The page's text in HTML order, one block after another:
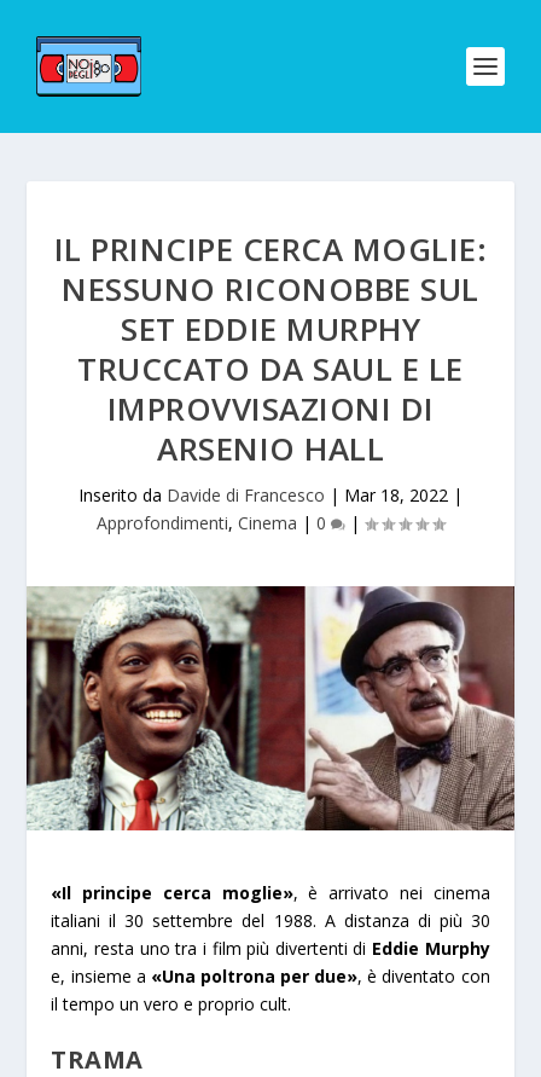
IL PRINCIPE CERCA MOGLIE:
NESSUNO RICONOBBE SUL
SET EDDIE MURPHY
TRUCCATO DA SAUL E LE
IMPROVVISAZIONI DI
ARSENIO HALL
Inserito da Davide di Francesco | Mar 18, 2022 |
Approfondimenti, Cinema | 0 |
«Il principe cerca moglie», è arrivato nei cinema
italiani il 30 settembre del 1988. A distanza di più 30
anni, resta uno tra i film più divertenti di Eddie Murphy
e, insieme a «Una poltrona per due», è diventato con
il tempo un vero e proprio cult.
TRAMA